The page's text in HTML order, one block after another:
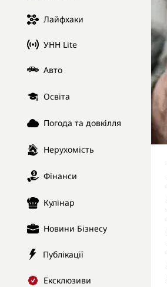
Лайфхаки
УНН Lite
Авто
Освіта
Погода та довкілля
Нерухомість
Фінанси
Кулінар
Новини Бізнесу
Публікації
Ексклюзиви